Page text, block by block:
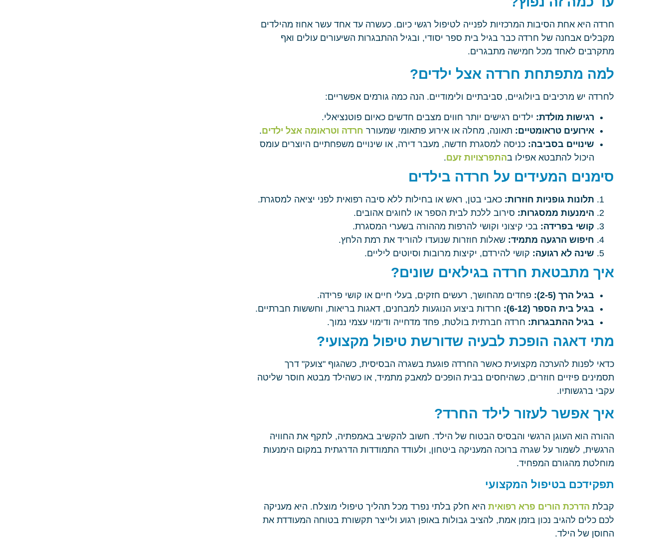
חרדה היא אחת הסיבות המרכזיות לפנייה לטיפול רגשי כיום. כעשרה עד אחד עשר אחוז מהילדים
מקבלים אבחנה של חרדה כבר בגיל בית ספר יסודי, ובגיל ההתבגרות השיעורים עולים ואף
מתקרבים לאחד מכל חמישה מתבגרים.
למה מתפתחת חרדה אצל ילדים?
לחרדה יש מרכיבים ביולוגיים, סביבתיים ולימודיים. הנה כמה גורמים אפשריים:
רגישות מולדת: ילדים רגישים יותר חווים מצבים חדשים כאיום פוטנציאלי.
אירועים טראומטיים: תאונה, מחלה או אירוע פתאומי שמעורר חרדה וטראומה אצל ילדים.
שינויים בסביבה: כניסה למסגרת חדשה, מעבר דירה, או שינויים משפחתיים היוצרים עומס
היכול להתבטא אפילו בהתפרצויות זעם.
סימנים המעידים על חרדה בילדים
תלונות גופניות חוזרות: כאבי בטן, ראש או בחילות ללא סיבה רפואית לפני יציאה למסגרת.
הימנעות ממסגרות: סירוב ללכת לבית הספר או לחוגים אהובים.
קושי בפרידה: בכי קיצוני וקושי להרפות מההורה בשערי המסגרת.
חיפוש הרגעה מתמיד: שאלות חוזרות שנועדו להוריד את רמת הלחץ.
שינה לא רגועה: קושי להירדם, יקיצות מרובות וסיוטים ליליים.
איך מתבטאת חרדה בגילאים שונים?
בגיל הרך (2-5):
פחדים מהחושך, רעשים חזקים, בעלי חיים או קושי פרידה.
בגיל בית הספר (6-12):
חרדות ביצוע הנוגעות למבחנים, דאגות בריאות, וחששות חברתיים.
בגיל ההתבגרות: חרדה חברתית בולטת, פחד מדחייה ודימוי עצמי נמוך.
מתי דאגה הופכת לבעיה שדורשת טיפול מקצועי?
כדאי לפנות להערכה מקצועית כאשר החרדה פוגעת בשגרה הבסיסית, כשהגוף "צועק" דרך
תסמינים פיזיים חוזרים, כשהיחסים בבית הופכים למאבק מתמיד, או כשהילד מבטא חוסר שליטה
עקבי ברגשותיו.
איך אפשר לעזור לילד החרד?
ההורה הוא העוגן הרגשי והבסיס הבטוח של הילד. חשוב להקשיב באמפתיה, לתקף את החוויה
הרגשית, לשמור על שגרה ברוכה המעניקה ביטחון, ולעודד התמודדות הדרגתית במקום הימנעות
מוחלטת מהגורם המפחיד.
תפקידכם בטיפול המקצועי
קבלת הדרכת הורים פרא רפואית היא חלק בלתי נפרד מכל תהליך טיפולי מוצלח. היא מעניקה
לכם כלים להגיב נכון בזמן אמת, להציב גבולות באופן רגוע ולייצר תקשורת בטוחה המעודדת את
החוסן של הילד.